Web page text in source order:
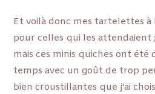
Et voilà donc mes tartelettes à
pour celles qui les attendaient
mais ces minis quiches ont été
temps avec un goût de trop
bien croustillantes que j'ai